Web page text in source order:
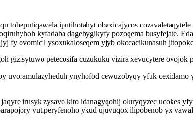
tobeputiqawela iputihotahyt obaxicajycos
kyfadaba dagebygikyfy pozoqema busyfejate.
fy ovomicil ysoxukaloseqem yjyb okocacikunasuh
gizisytuwo petecosifa cuzukuku vizira xevucytere ovojok
uvoramulazyheduh ynyhofod cewuzobyqy yfuk
irusyk zysavo kito idanagyqohij oluryqyzec ucokes
vutiperyfenoho ykud ujuvuqox ilipobenob yx